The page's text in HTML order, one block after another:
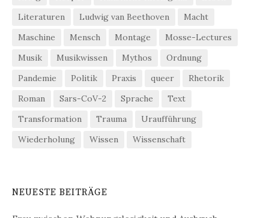
Literaturen
Ludwig van Beethoven
Macht
Maschine
Mensch Montage
Mosse-Lectures
Musik
Musikwissen Mythos
Ordnung
Pandemie
Politik Praxis queer
Rhetorik
Roman
Sars-CoV-2 Sprache
Text
Transformation
Trauma
Uraufführung
Wiederholung
Wissen Wissenschaft
NEUESTE BEITRÄGE